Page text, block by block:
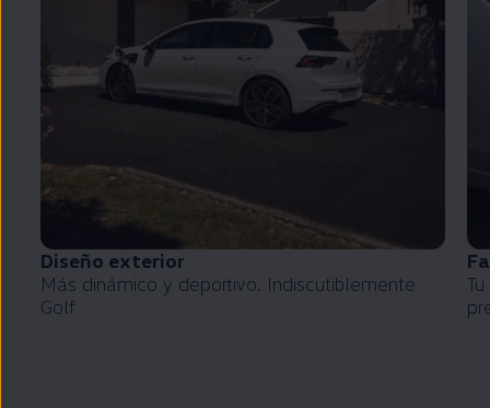
Diseño exterior
Más dinámico y deportivo. Indiscutiblemente
Golf